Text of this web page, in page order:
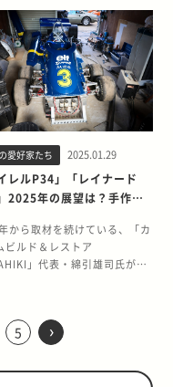
Z3ロードスター2.2i エディシ
そしてこの1993年式メルセ
ベンツ SL280です。 スープ
家にあるため、手元にあるの
Z3とメルセデス・ベンツ
の2台です。 あとは親族から
けた1978年式いすゞ117クー
す。 この117クーペはレスト
ス車で、時間の合間を見て少
レストアしています。 ご自身
に手に入れたのはBMW Z3だ
なったとき、スープラに関し
私よりもクルマに精通してい
に任せることにしました。 そ
・2ドア・直6エンジンのクル
した。 トヨタ セリカXX(厳密
考えたんです。 そんなと
していてとても気に入ったん
しかし、もともとオープンカ
る前提のモデルではありませ
剛性が足りずにそのうちボデ
がみが生じてきて…。雨が降
漏りするようになったんで
・6万kmほど乗りました
後は手放しました。あのスカ
ンは今ごろどうなっているの
愛車であるGTOの存在を知っ
かけを教えてください 友人が
ターショーのチケットがある
東京モーターショー(1989年
三菱ブースに展示されていた
プトカー「HSX」に一目惚れ
いった軽いノリで東京モータ
ーに行ったことがすべてのは
ターショーは、ホンダNSXの
歳頃に、父親にドライブに連
ってもらったことも覚えてい
小学生のときに転校してきた
が大のクルマ好きで、彼の影
きいと思います。ほかの同級
はポケモンやベイブレード、
駆、あとはムシキングに夢中
ね。高校卒業後は自動車関連
学校に進学したこともあっ
囲はクルマ好きばかりでした
本格的にクルマ熱に火がつい
は中学生に入ってからです。
をホットバージョンの
見てから、大人になったらハ
に乗ってみたいと思うように
車です。その後、通勤用の足
ダイハツ ムーヴを2台乗り継
に入れた2023年式トヨタ カ
こまでで充分だろう。 しか
氏はこれに留まらず、サーキ
走れるように6輪F1タイレル
セットアップし、シェイクダ
も立ち会うことができた。 そ
福島県にあるエビスサーキッ
ポーツ走行を行い、国産スポ
を抑えてトップタイムをたた
てしまった。 そしてついにレ
ビュー･･･。 筑波サーキット
にバトルを繰り広げるフォー
カーが、かつて1枚のアルミ
あったことを誰が想像できる
か。 ■ハンドメイドの6輪F1
ルP34が、筑波サーキット
レルP34がエントリーすると
応援を兼ねて現地へ。 FS-
べられた一角に6輪F1タイレ
テーマは『クルマを超えて、
を愉しむ Classic Meets
and Future(クラシック ミ
ダン アンド フューチャー)』
、これだけ大上段に構えれ
催者自らが高いハードルを課
場者の期待値だって否が応で
る。肩透かしを食らったら来
は足を運んでもらえないこと
ある。イベント主催者のプレ
ーも相当なのものがあったと
オートモビルカウンシル
展社一覧(2025年4月9日現
サー：2社・協力：1社・サプ
ー：5社・プレミアムライフ
愛好家たち 2025.01.29
レルP34」「レイナード
2025年の展望は？手作り
から取材を続けている、「カ
ビルド＆レストア
」代表・綿引雄司氏が造
スタムビルド＆レストア
が収まっている。 「見せる」
5 ›